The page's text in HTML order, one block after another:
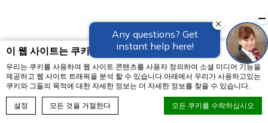
이 웹 사이트는 쿠키를 사용합니다
우리는 쿠키를 사용하여 웹 사이트 콘텐츠를 사용자 정의하여 소셜 미디어 기능을
제공하고 웹 사이트 트래픽을 분석 할 수 있습니다.아래에서 우리가 사용하고있는
쿠키와 그들의 목적에 대한 자세한 정보는 더 자세한 정보를 찾을 수 있습니다.
설정 모든 것을 거절한다 모든 쿠키를 수락하십시오
예약하기